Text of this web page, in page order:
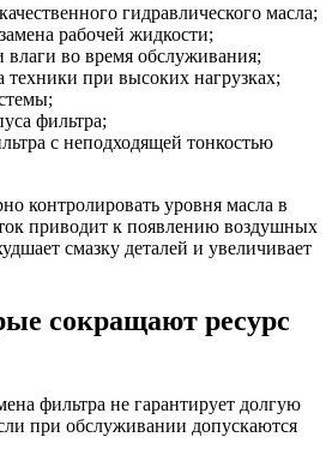
гидравлического масла;
рабочей жидкости;
во время обслуживания;
техники при высоких нагрузках;
фильтра;
с неподходящей тонкостью
контролировать уровня масла в
приводит к появлению воздушных
смазку деталей и увеличивает
сокращают ресурс
фильтра не гарантирует долгую
при обслуживании допускаются